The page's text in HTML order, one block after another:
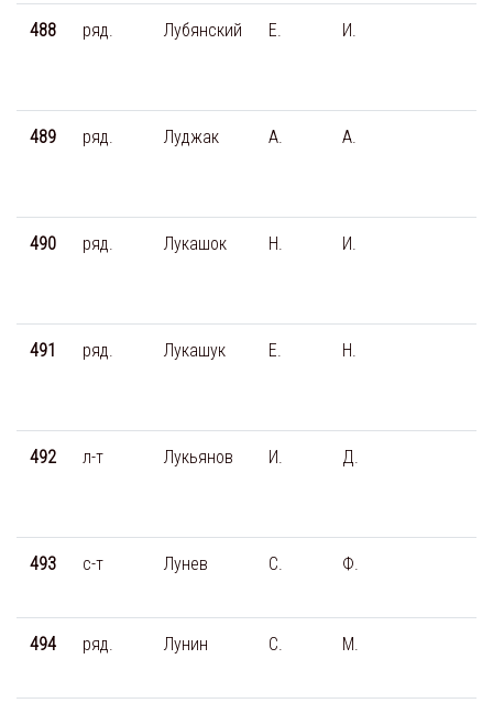
488 ряд. Лубянский Е. И.
489 ряд. Луджак А. А.
490 ряд. Лукашок Н. И.
491 ряд. Лукашук Е. Н.
492 л-т Лукьянов И. Д.
493 с-т Лунев С. Ф.
494 ряд. Лунин С. М.